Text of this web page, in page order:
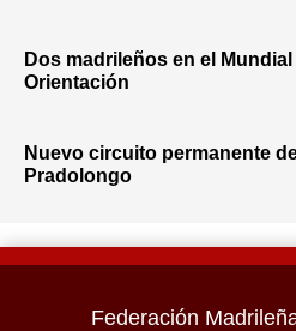
Dos madrileños en el
Orientación
Nuevo circuito permanente
Pradolongo
Federación